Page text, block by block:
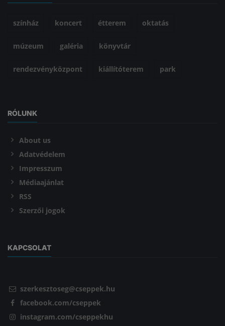
színház koncert étterem oktatás
múzeum galéria könyvtár
rendezvényközpont kiállítóterem park
RÓLUNK
About us
Adatvédelem
Impresszum
Médiaajánlat
RSS
Szerzői jogok
KAPCSOLAT
szerkesztoseg@cseppek.hu
facebook.com/cseppek
instagram.com/cseppekhu